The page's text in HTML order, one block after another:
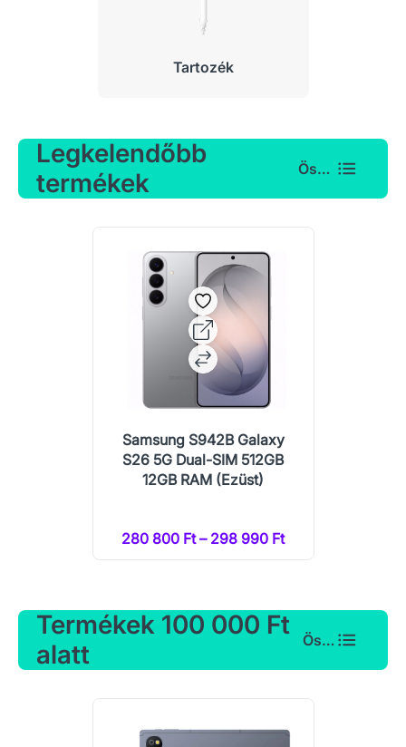
Tartozék
Legkelendőbb
termékek
Összes
Samsung S942B Galaxy
S26 5G Dual-SIM 512GB
12GB RAM (Ezüst)
280 800 Ft – 298 990 Ft
Termékek 100 000 Ft
alatt
Összes